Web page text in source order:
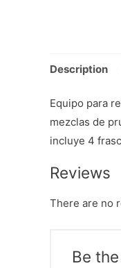
Description
Equipo para
mezclas de
incluye 4
Reviews
There are no
Be